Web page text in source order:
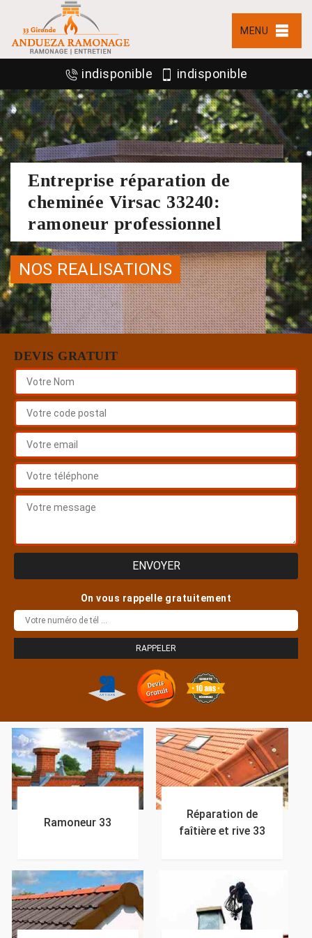
MENU
indisponible indisponible
Entreprise réparation de
cheminée Virsac 33240:
ramoneur professionnel
NOS REALISATIONS
DEVIS GRATUIT
On vous rappelle gratuitement
Ramoneur 33
Réparation de
faîtière et rive 33